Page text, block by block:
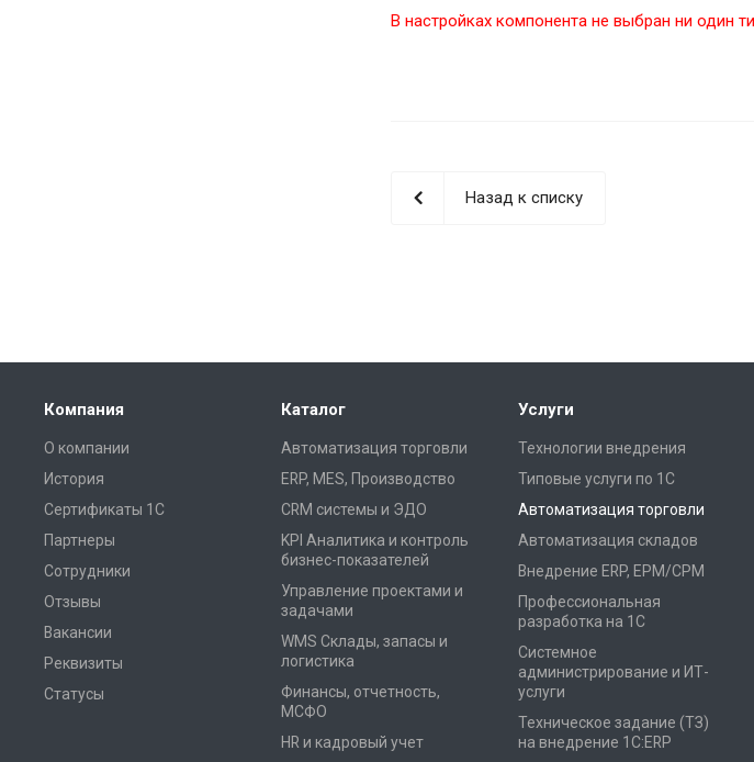
в разных
вашего
В настройках компонента не выбран ни один
Назад к списку
Компания
О компании
История
Сертификаты 1С
Партнеры
Сотрудники
Отзывы
Вакансии
Реквизиты
Статусы
Каталог
Автоматизация торговли
ERP, MES, Производство
CRM системы и ЭДО
KPI Аналитика и контроль
бизнес-показателей
Управление проектами и
задачами
WMS Склады, запасы и
логистика
Финансы, отчетность,
МСФО
HR и кадровый учет
Услуги
Технологии внедрения
Типовые услуги по 1С
Автоматизация торговли
Автоматизация складов
Внедрение ERP, EPM/CPM
Профессиональная
разработка на 1С
Системное
администрирование и ИТ-
услуги
Техническое задание (ТЗ)
на внедрение 1С:ERP